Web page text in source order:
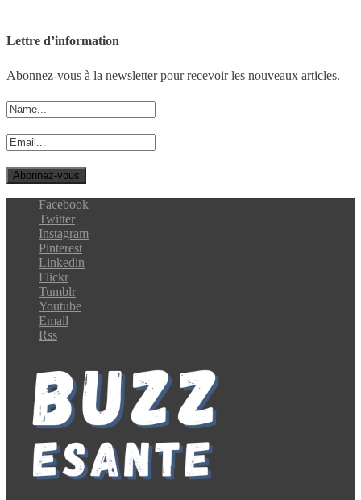
Lettre d’information
Abonnez-vous à la newsletter pour recevoir les nouveaux articles.
Facebook
Twitter
Instagram
Pinterest
Linkedin
Flickr
Tumblr
Youtube
Email
Rss